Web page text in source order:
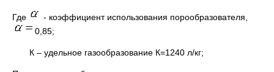
Где
- коэффициент использования порообразователя,
0,85;
К – удельное газообразование К=1240 л/кг;